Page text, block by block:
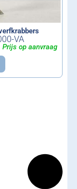
VA
Prijs op aanvraag